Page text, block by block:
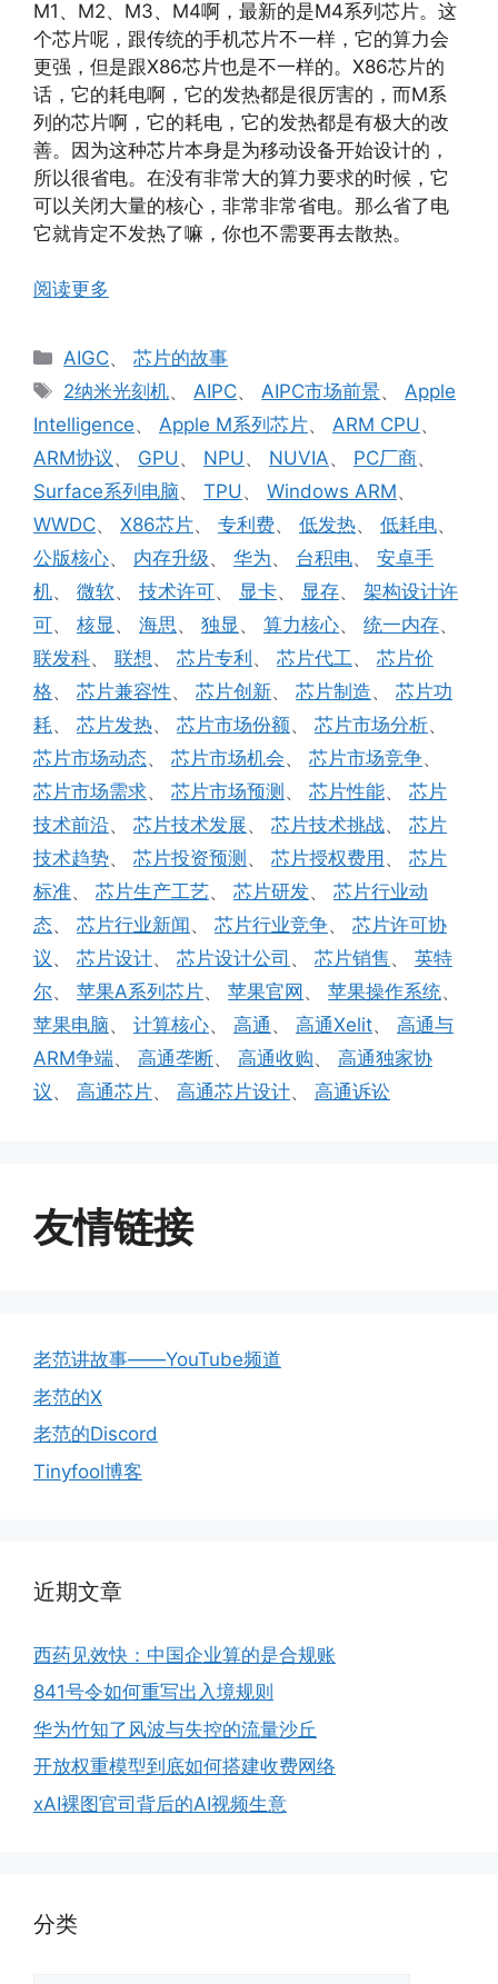
M1、M2、M3、M4啊，最新的是M4系列芯片。这
个芯片呢，跟传统的手机芯片不一样，它的算力会
更强，但是跟X86芯片也是不一样的。X86芯片的
话，它的耗电啊，它的发热都是很厉害的，而M系
列的芯片啊，它的耗电，它的发热都是有极大的改
善。因为这种芯片本身是为移动设备开始设计的，
所以很省电。在没有非常大的算力要求的时候，它
可以关闭大量的核心，非常非常省电。那么省了电
它就肯定不发热了嘛，你也不需要再去散热。
阅读更多
分
类
AIGC、芯片的故事
标
签
2纳米光刻机、AIPC、AIPC市场前景、Apple
Intelligence、 Apple M系列芯片、 ARM CPU、
ARM协议 、 GPU、 NPU、 NUVIA、 PC厂商、
Surface系列电脑、 TPU、 Windows ARM、
WWDC、 X86芯片、 专利费、 低发热、 低耗电、
公版核心、 内存升级、 华为、 台积电、 安卓手
机、 微软、 技术许可、 显卡、 显存、 架构设计许
可、 核显 、 海思、 独显 、 算力核心、 统一内存、
联发科、 联想、 芯片专利 、 芯片代工、 芯片价
格、 芯片兼容性、 芯片创新、 芯片制造、 芯片功
耗、 芯片发热、 芯片市场份额、 芯片市场分析、
芯片市场动态、 芯片市场机会、 芯片市场竞争、
芯片市场需求、 芯片市场预测 、 芯片性能、 芯片
技术前沿、 芯片技术发展、 芯片技术挑战、 芯片
技术趋势、 芯片投资预测 、 芯片授权费用 、 芯片
标准、 芯片生产工艺、 芯片研发、 芯片行业动
态、 芯片行业新闻、 芯片行业竞争、 芯片许可协
议 、 芯片设计、 芯片设计公司 、 芯片销售 、 英特
尔、 苹果A系列芯片、 苹果官网 、 苹果操作系统、
苹果电脑、 计算核心、 高通 、 高通Xelit、 高通与
ARM争端、 高通垄断、 高通收购、 高通独家协
议 、 高通芯片、 高通芯片设计、 高通诉讼
友情链接
老范讲故事——YouTube频道
老范的X
老范的Discord
Tinyfool博客
近期文章
西药见效快：中国企业算的是合规账
841号令如何重写出入境规则
华为竹知了风波与失控的流量沙丘
开放权重模型到底如何搭建收费网络
xAI裸图官司背后的AI视频生意
分类